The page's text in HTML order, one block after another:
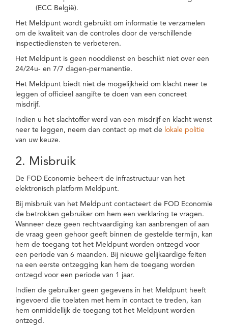
(ECC België).
Het Meldpunt wordt gebruikt om informatie te verzamelen
om de kwaliteit van de controles door de verschillende
inspectiediensten te verbeteren.
Het Meldpunt is geen nooddienst en beschikt niet over een
24/24u- en 7/7 dagen-permanentie.
Het Meldpunt biedt niet de mogelijkheid om klacht neer te
leggen of officieel aangifte te doen van een concreet
misdrijf.
Indien u het slachtoffer werd van een misdrijf en klacht wenst
neer te leggen, neem dan contact op met de lokale politie
van uw keuze.
2. Misbruik
De FOD Economie beheert de infrastructuur van het
elektronisch platform Meldpunt.
Bij misbruik van het Meldpunt contacteert de FOD Economie
de betrokken gebruiker om hem een verklaring te vragen.
Wanneer deze geen rechtvaardiging kan aanbrengen of aan
de vraag geen gehoor geeft binnen de gestelde termijn, kan
hem de toegang tot het Meldpunt worden ontzegd voor
een periode van 6 maanden. Bij nieuwe gelijkaardige feiten
na een eerste ontzegging kan hem de toegang worden
ontzegd voor een periode van 1 jaar.
Indien de gebruiker geen gegevens in het Meldpunt heeft
ingevoerd die toelaten met hem in contact te treden, kan
hem onmiddellijk de toegang tot het Meldpunt worden
ontzegd.